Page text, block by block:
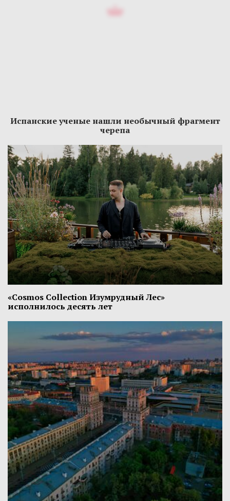
Испанские ученые нашли необычный фрагмент
черепа
«Cosmos Collection Изумрудный Лес»
исполнилось десять лет